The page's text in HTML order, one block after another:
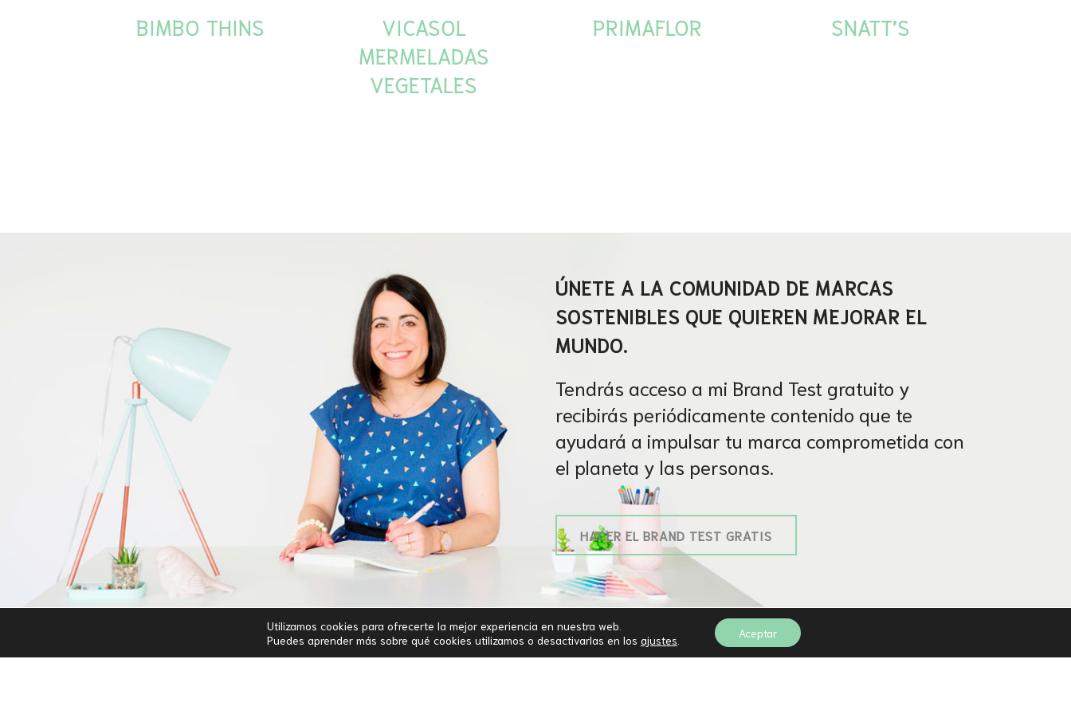
BIMBO THINS
VICASOL
MERMELADAS
VEGETALES
PRIMAFLOR SNATT’S
ÚNETE A LA COMUNIDAD DE MARCAS
SOSTENIBLES QUE QUIEREN MEJORAR EL
MUNDO.
Tendrás acceso a mi Brand Test gratuito y
recibirás periódicamente contenido que te
ayudará a impulsar tu marca comprometida con
el planeta y las personas.
HACER EL BRAND TEST GRATIS
Utilizamos cookies para ofrecerte la mejor experiencia en nuestra web.
Puedes aprender más sobre qué cookies utilizamos o desactivarlas en los ajustes Aceptar